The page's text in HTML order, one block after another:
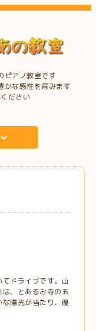
ピアノ教室です
かな感性を育みます
ださい
ドライブです。山
、とあるお寺の五
陽光が当たり、優